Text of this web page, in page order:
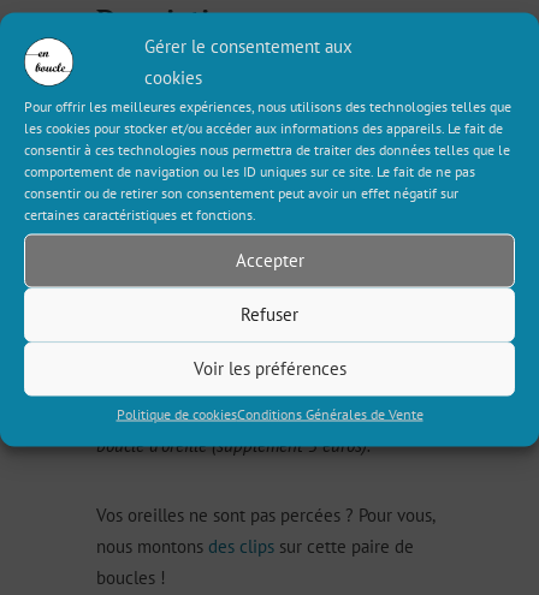
Gérer le consentement aux
cookies
Pour offrir les meilleures expériences, nous utilisons des technologies telles que
les cookies pour stocker et/ou accéder aux informations des appareils. Le fait de
consentir à ces technologies nous permettra de traiter des données telles que le
comportement de navigation ou les ID uniques sur ce site. Le fait de ne pas
consentir ou de retirer son consentement peut avoir un effet négatif sur
certaines caractéristiques et fonctions.
Accepter
Refuser
Voir les préférences
Politique de cookiesConditions Générales de Vente
Description
Cette gracieuse paire de boucles d’oreille,
très équilibrée, vous tire vers haut. On adore
ses motifs en forme de flèches et sa couleur
vitaminée !
Tous nos produits sont garantis sans plomb,
sans nickel et sans cadmium.
particulières, vous pouvez choisirun fermoir en
argentpour remplacer celui de cette paire de
boucle d’oreille (supplément 3 euros).
Vos oreilles ne sont pas percées ? Pour vous,
nous montons des clips sur cette paire de
boucles !